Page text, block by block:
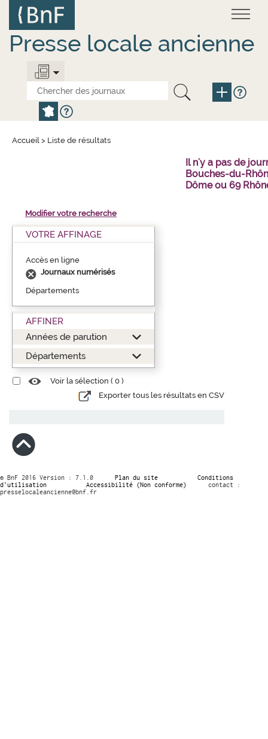
contenu
principal
Presse locale ancienne
Accueil > Liste de résultats
Il n'y a pas de
Bouches-du-
Dôme ou 69
Modifier votre recherche
VOTRE AFFINAGE
Accès en ligne
Journaux numérisés
Départements
AFFINER
Années de parution
Départements
Voir la sélection ( 0 )
Exporter tous les résultats en CSV
© BnF 2016 Version : 7.1.0 Plan du site
Conditions
d’utilisation
Accessibilité (Non conforme)
contact :
presselocaleancienne@bnf.fr
Panneau de gestion des cookies